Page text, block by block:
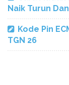
Naik Turun
Kode Pin
TGN 26